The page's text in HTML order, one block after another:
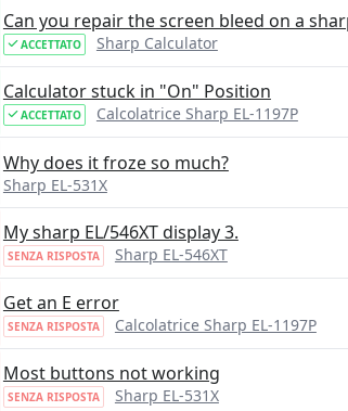
Can you repair the screen bleed on a
ACCETTATO Sharp Calculator
Calculator stuck in "On" Position
ACCETTATO Calcolatrice Sharp EL-1197P
Why does it froze so much?
Sharp EL-531X
My sharp EL/546XT display 3.
SENZA RISPOSTA Sharp EL-546XT
Get an E error
SENZA RISPOSTA Calcolatrice Sharp EL-1197P
Most buttons not working
SENZA RISPOSTA Sharp EL-531X